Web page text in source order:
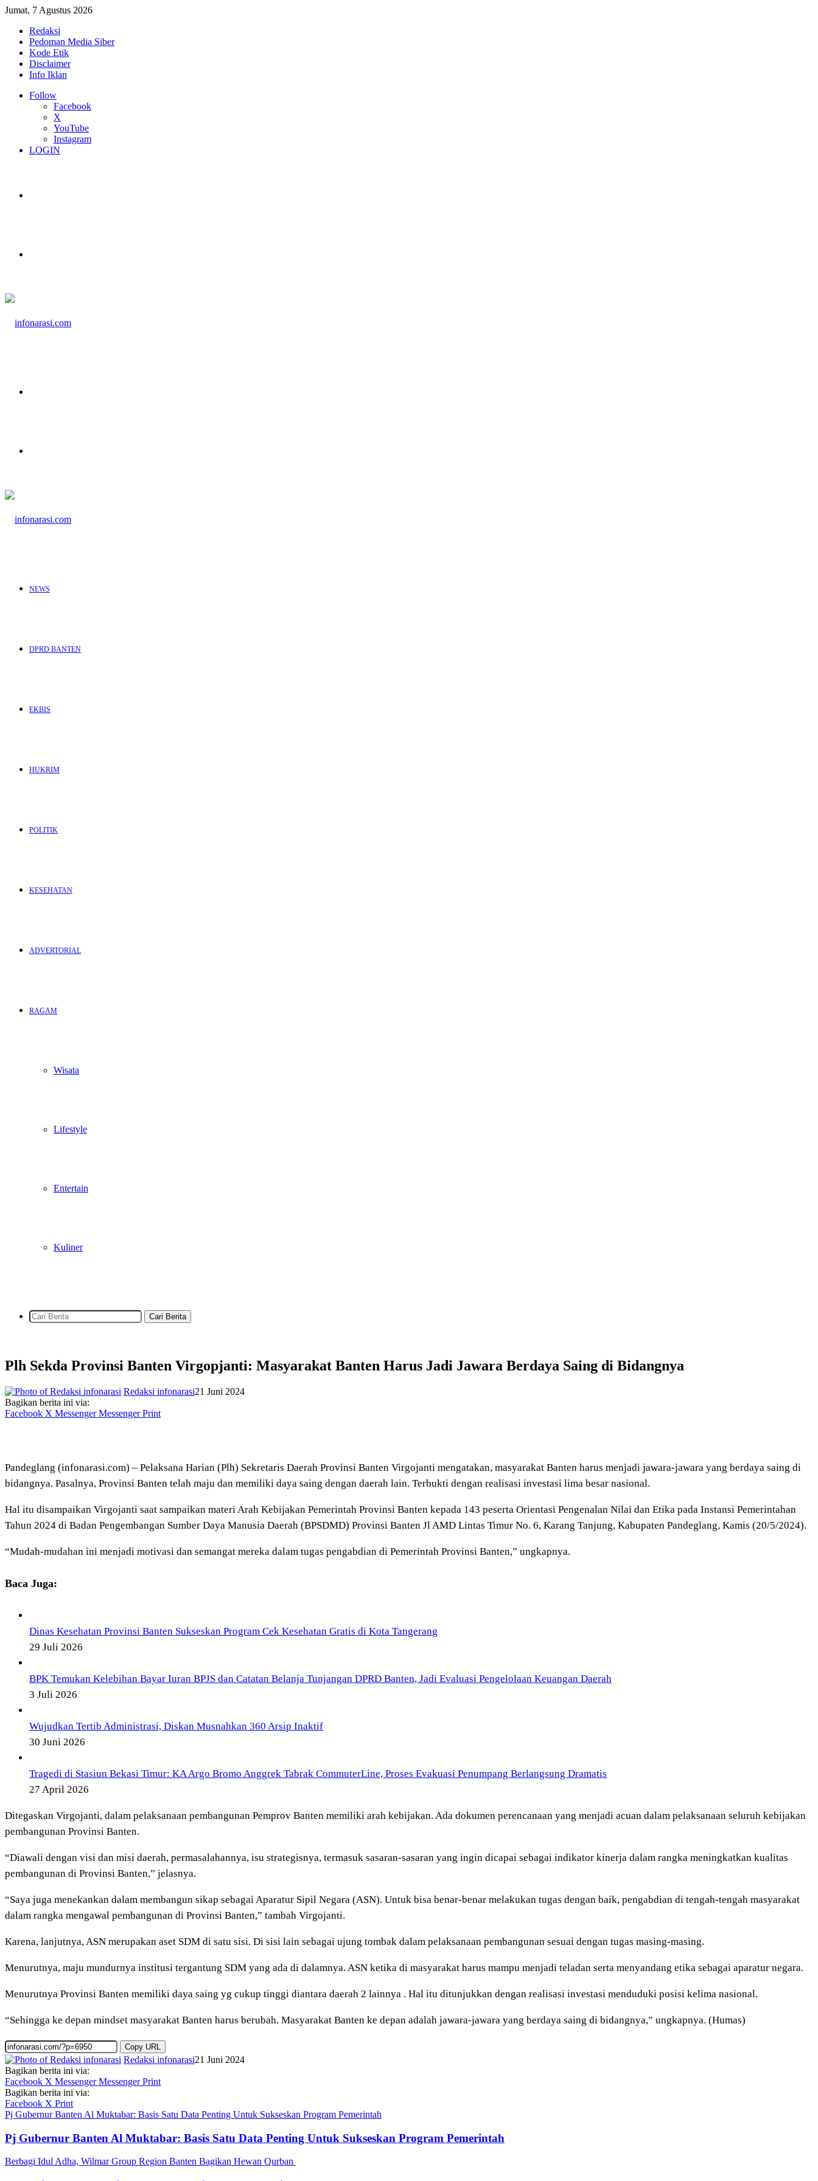
Jumat, 7 Agustus 2026
Redaksi
Pedoman Media Siber
Kode Etik
Disclaimer
Info Iklan
Follow
Facebook
X
YouTube
Instagram
LOGIN
NEWS
DPRD BANTEN
EKBIS
HUKRIM
POLITIK
KESEHATAN
ADVERTORIAL
RAGAM
Wisata
Lifestyle
Entertain
Kuliner
Cari Berita
Plh Sekda Provinsi Banten Virgopjanti: Masyarakat Banten Harus Jadi Jawara Berdaya Saing di Bidangnya
Redaksi infonarasi21 Juni 2024
Bagikan berita ini via:
Facebook X Messenger Messenger Print
Pandeglang (infonarasi.com) – Pelaksana Harian (Plh) Sekretaris Daerah Provinsi Banten Virgojanti mengatakan, masyarakat Banten harus menjadi jawara-jawara yang berdaya saing di
bidangnya. Pasalnya, Provinsi Banten telah maju dan memiliki daya saing dengan daerah lain. Terbukti dengan realisasi investasi lima besar nasional.
Hal itu disampaikan Virgojanti saat sampaikan materi Arah Kebijakan Pemerintah Provinsi Banten kepada 143 peserta Orientasi Pengenalan Nilai dan Etika pada Instansi Pemerintahan
Tahun 2024 di Badan Pengembangan Sumber Daya Manusia Daerah (BPSDMD) Provinsi Banten Jl AMD Lintas Timur No. 6, Karang Tanjung, Kabupaten Pandeglang, Kamis (20/5/2024).
“Mudah-mudahan ini menjadi motivasi dan semangat mereka dalam tugas pengabdian di Pemerintah Provinsi Banten,” ungkapnya.
Baca Juga:
Dinas Kesehatan Provinsi Banten Sukseskan Program Cek Kesehatan Gratis di Kota Tangerang
29 Juli 2026
BPK Temukan Kelebihan Bayar Iuran BPJS dan Catatan Belanja Tunjangan DPRD Banten, Jadi Evaluasi Pengelolaan Keuangan Daerah
3 Juli 2026
Wujudkan Tertib Administrasi, Diskan Musnahkan 360 Arsip Inaktif
30 Juni 2026
Tragedi di Stasiun Bekasi Timur: KA Argo Bromo Anggrek Tabrak CommuterLine, Proses Evakuasi Penumpang Berlangsung Dramatis
27 April 2026
Ditegaskan Virgojanti, dalam pelaksanaan pembangunan Pemprov Banten memiliki arah kebijakan. Ada dokumen perencanaan yang menjadi acuan dalam pelaksanaan seluruh kebijakan
pembangunan Provinsi Banten.
“Diawali dengan visi dan misi daerah, permasalahannya, isu strategisnya, termasuk sasaran-sasaran yang ingin dicapai sebagai indikator kinerja dalam rangka meningkatkan kualitas
pembangunan di Provinsi Banten,” jelasnya.
“Saya juga menekankan dalam membangun sikap sebagai Aparatur Sipil Negara (ASN). Untuk bisa benar-benar melakukan tugas dengan baik, pengabdian di tengah-tengah masyarakat
dalam rangka mengawal pembangunan di Provinsi Banten,” tambah Virgojanti.
Karena, lanjutnya, ASN merupakan aset SDM di satu sisi. Di sisi lain sebagai ujung tombak dalam pelaksanaan pembangunan sesuai dengan tugas masing-masing.
Menurutnya, maju mundurnya institusi tergantung SDM yang ada di dalamnya. ASN ketika di masyarakat harus mampu menjadi teladan serta menyandang etika sebagai aparatur negara.
Menurutnya Provinsi Banten memiliki daya saing yg cukup tinggi diantara daerah 2 lainnya . Hal itu ditunjukkan dengan realisasi investasi menduduki posisi kelima nasional.
“Sehingga ke depan mindset masyarakat Banten harus berubah. Masyarakat Banten ke depan adalah jawara-jawara yang berdaya saing di bidangnya,” ungkapnya. (Humas)
Copy URL
Redaksi infonarasi21 Juni 2024
Bagikan berita ini via:
Facebook X Messenger Messenger Print
Bagikan berita ini via:
Facebook X Print
Pj Gubernur Banten Al Muktabar: Basis Satu Data Penting Untuk Sukseskan Program Pemerintah
Pj Gubernur Banten Al Muktabar: Basis Satu Data Penting Untuk Sukseskan Program Pemerintah
Berbagi Idul Adha, Wilmar Group Region Banten Bagikan Hewan Qurban